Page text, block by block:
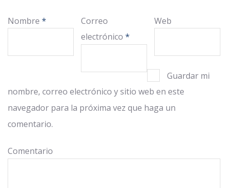
Nombre *
Correo
electrónico*
Web
Guardar mi
nombre, correo electrónico y sitio web en este
navegador para la próxima vez que haga un
comentario.
Comentario